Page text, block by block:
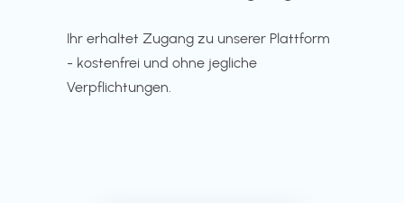
Ihr erhaltet Zugang zu unserer Plattform
- kostenfrei und ohne jegliche
Verpflichtungen.